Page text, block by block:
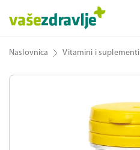
Naslovnica Vitamini i suplementi